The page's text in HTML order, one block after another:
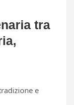
tra
e